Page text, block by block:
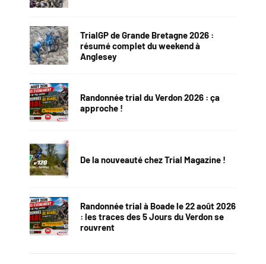
TrialGP de Grande Bretagne 2026 :
résumé complet du weekend à
Anglesey
Randonnée trial du Verdon 2026 : ça
approche !
De la nouveauté chez Trial Magazine !
Randonnée trial à Boade le 22 août 2026
: les traces des 5 Jours du Verdon se
rouvrent